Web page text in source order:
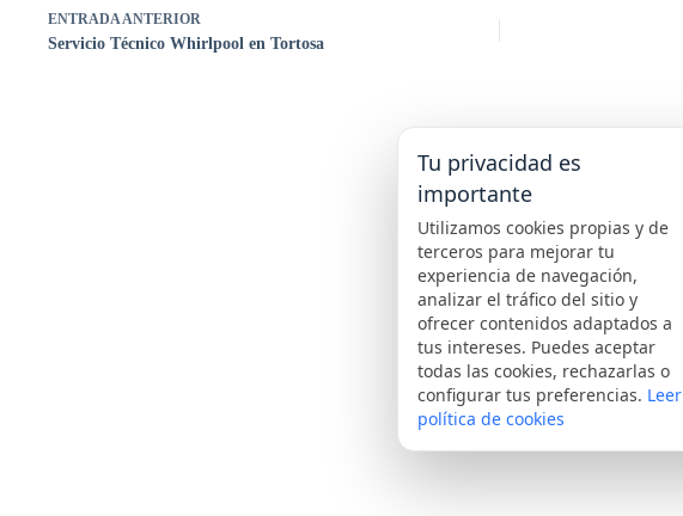
ENTRADA ANTERIOR
Servicio Técnico Whirlpool en Tortosa
Tu privacidad es
importante
Utilizamos cookies propias y de
terceros para mejorar tu
experiencia de navegación,
analizar el tráfico del sitio y
ofrecer contenidos adaptados a
tus intereses. Puedes aceptar
todas las cookies, rechazarlas o
configurar tus preferencias. Leer
política de cookies